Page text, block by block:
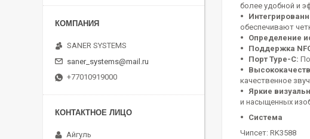
более удобной и
обеспечивают
Определение
Поддержка
Порт Type-C:
качественное
Яркие
и насыщенных
Система
Чипсет: RK3588
SANER SYSTEMS
saner_systems@mail.ru
+77010919000
Айгуль